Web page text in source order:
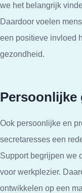
we het belangrijk
Daardoor voelen
een positieve invloed
gezondheid.
Persoonlijke
Ook persoonlijke en
secretaresses een
Support begrijpen we
voor werkplezier.
ontwikkelen op een